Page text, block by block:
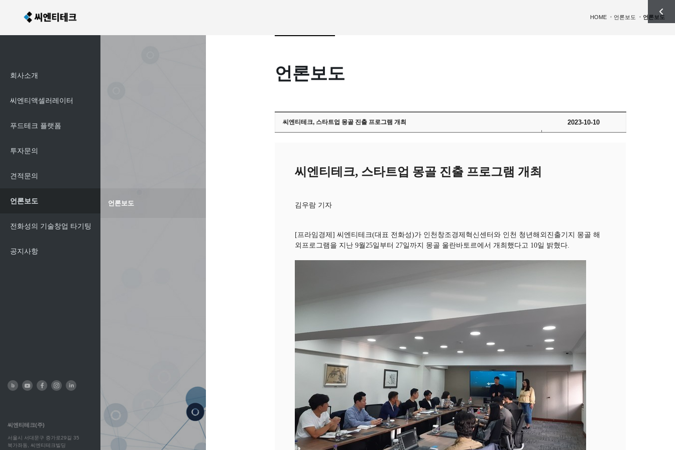
회사소개
씨엔티액셀러레이터
푸드테크 플랫폼
투자문의
견적문의
언론보도 언론보도
전화성의 기술창업 타기팅
공지사항
HOME 언론보도 언론보도
언론보도
씨엔티테크, 스타트업 몽골 진출 프로그램 개최 2023-10-10
씨엔티테크, 스타트업 몽골 진출 프로그램 개최
김우람 기자
[프라임경제] 씨엔티테크(대표 전화성)가 인천창조경제혁신센터와 인천 청년해외진출기지 몽골 해
외프로그램을 지난 9월25일부터 27일까지 몽골 울란바토르에서 개최했다고 10일 밝혔다.
씨엔티테크(주)
서울시 서대문구 증가로29길 35
북가좌동, 씨엔티테크빌딩